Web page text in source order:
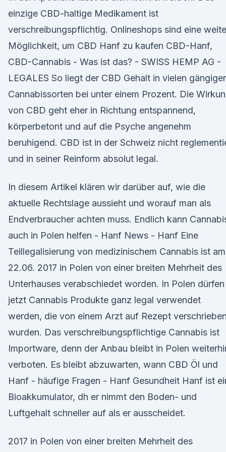
einzige CBD-haltige Medikament ist
verschreibungspflichtig. Onlineshops sind eine
Möglichkeit, um CBD Hanf zu kaufen CBD-Hanf,
CBD-Cannabis - Was ist das? - SWISS HEMP AG -
LEGALES So liegt der CBD Gehalt in vielen
Cannabissorten bei unter einem Prozent. Die
von CBD geht eher in Richtung entspannend,
körperbetont und auf die Psyche angenehm
beruhigend. CBD ist in der Schweiz nicht
und in seiner Reinform absolut legal.
In diesem Artikel klären wir darüber auf, wie die
aktuelle Rechtslage aussieht und worauf man als
Endverbraucher achten muss. Endlich kann
auch in Polen helfen - Hanf News - Hanf Eine
Teillegalisierung von medizinischem Cannabis ist am
22.06. 2017 in Polen von einer breiten Mehrheit des
Unterhauses verabschiedet worden. In Polen dürfen
jetzt Cannabis Produkte ganz legal verwendet
werden, die von einem Arzt auf Rezept verschrieben
wurden. Das verschreibungspflichtige Cannabis ist
Importware, denn der Anbau bleibt in Polen
verboten. Es bleibt abzuwarten, wann CBD Öl und
Hanf - häufige Fragen - Hanf Gesundheit Hanf ist
Bioakkumulator, dh er nimmt den Boden- und
Luftgehalt schneller auf als er ausscheidet.
2017 in Polen von einer breiten Mehrheit des